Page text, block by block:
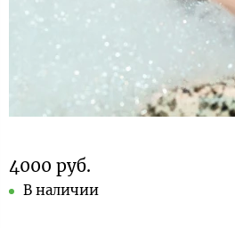
4000 руб.
В наличии